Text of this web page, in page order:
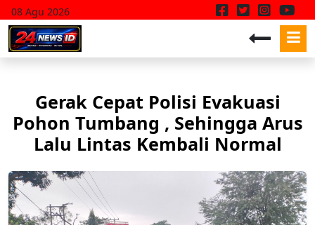
08 Agu 2026
Gerak Cepat Polisi Evakuasi
Pohon Tumbang , Sehingga Arus
Lalu Lintas Kembali Normal